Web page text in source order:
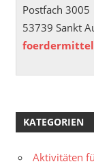
Postfach 3005
53739 Sankt
KATEGORIEN
Aktivitäten